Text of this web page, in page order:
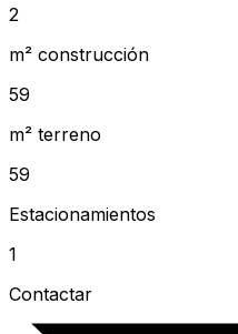
2
m² construcción
59
m² terreno
59
Estacionamientos
1
Contactar